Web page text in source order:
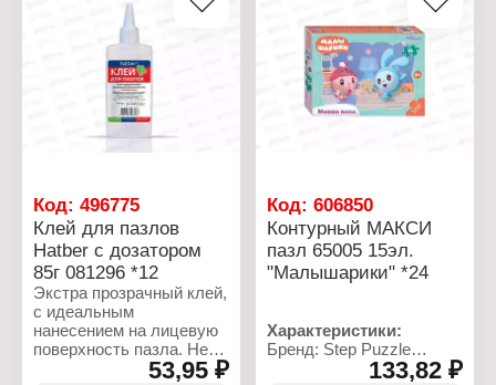
Количество: 18
элементов
Упаковка: в коробке
Материал: картон
Рекомендуемый возраст:
Код: 496775
Клей для пазлов
Hatber с дозатором
85г 081296 *12
Экстра прозрачный клей,
с идеальным
нанесением на лицевую
поверхность пазла. Не
"съеживается" при53,95 ₽
Код:606850
Контурный МАКСИ
пазл 65005 15эл.
"Малышарики" *24
Характеристики:
Бренд: Step Puzzle
Артикул: 65005133,82 ₽